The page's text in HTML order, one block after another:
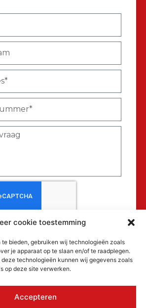
cookie toestemming
te bieden, gebruiken wij technologieën zoals
je apparaat op te slaan en/of te raadplegen.
deze technologieën kunnen wij gegevens zoals
op deze site verwerken.
Accepteren